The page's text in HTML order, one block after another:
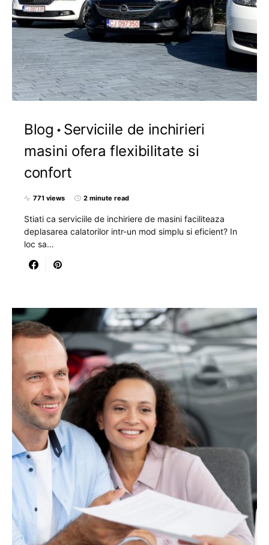
Blog
Serviciile de inchirieri
masini ofera flexibilitate si
confort
771 views 2 minute read
Stiati ca serviciile de inchiriere de masini faciliteaza
deplasarea calatorilor intr-un mod simplu si eficient? In
loc sa…